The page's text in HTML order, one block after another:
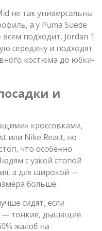
не так универсальны
а у Puma Suede
подходит. Jordan 1
середину и подходят
костюма до юбки-
и
кроссовками,
или Nike React, но
что особенно
с узкой стопой
а для широкой —
больше.
сидят, если
— тонкие, дышащие.
жалоб на